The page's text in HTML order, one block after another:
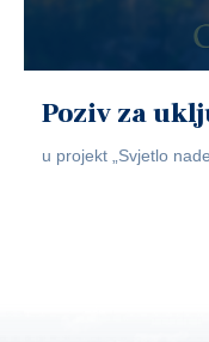
Poziv za
u projekt „Svjetlo